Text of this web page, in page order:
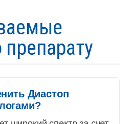
Диастоп